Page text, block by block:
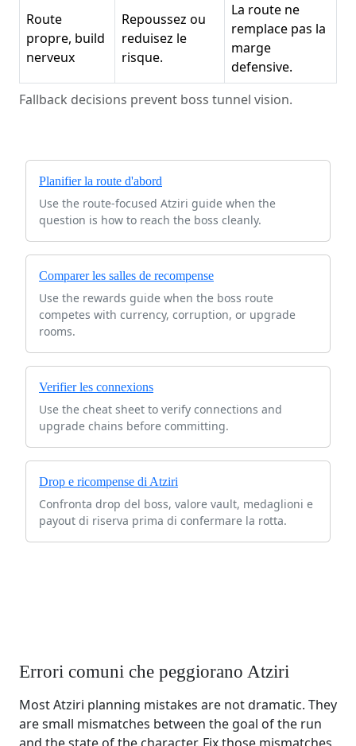
Fallback decisions prevent boss tunnel vision.
Route
propre, build
nerveux
Repoussez ou
reduisez le
risque.
La route ne
remplace pas la
marge
defensive.
Planifier la route d'abord
Use the route-focused Atziri guide when the
question is how to reach the boss cleanly.
Comparer les salles de recompense
Use the rewards guide when the boss route
competes with currency, corruption, or upgrade
rooms.
Verifier les connexions
Use the cheat sheet to verify connections and
upgrade chains before committing.
Drop e ricompense di Atziri
Confronta drop del boss, valore vault, medaglioni e
payout di riserva prima di confermare la rotta.
Errori comuni che peggiorano Atziri
Most Atziri planning mistakes are not dramatic. They
are small mismatches between the goal of the run